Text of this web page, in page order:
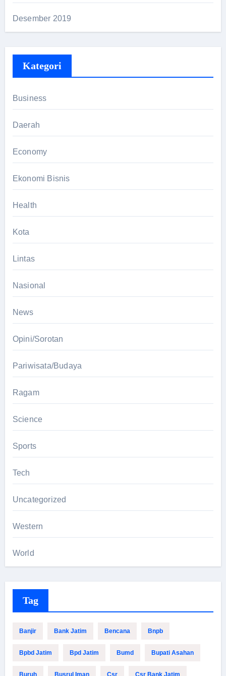
Desember 2019
Kategori
Business
Daerah
Economy
Ekonomi Bisnis
Health
Kota
Lintas
Nasional
News
Opini/Sorotan
Pariwisata/Budaya
Ragam
Science
Sports
Tech
Uncategorized
Western
World
Tag
Banjir Bank Jatim Bencana Bnpb
Bpbd Jatim Bpd Jatim Bumd Bupati Asahan
Buruh Busrul Iman Csr Csr Bank Jatim